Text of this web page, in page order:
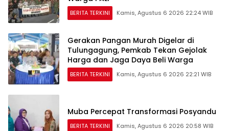
BERITA TERKINI Kamis, Agustus 6 2026 22:24 WIB
Gerakan Pangan Murah Digelar di
Tulungagung, Pemkab Tekan Gejolak
Harga dan Jaga Daya Beli Warga
BERITA TERKINI Kamis, Agustus 6 2026 22:21 WIB
Muba Percepat Transformasi Posyandu
BERITA TERKINI Kamis, Agustus 6 2026 20:58 WIB